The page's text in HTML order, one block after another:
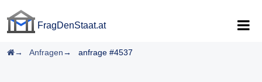
FragDenStaat.at
Startseite
Anfragen anfrage #4537